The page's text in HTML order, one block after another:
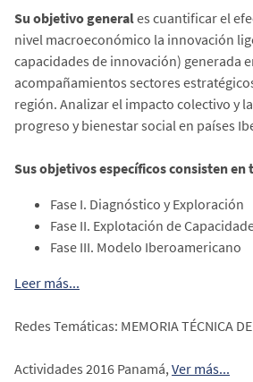
Su objetivo generales cuantificar el
nivel macroeconómico la innovación
capacidades de innovación) generada
acompañamientos sectores
región. Analizar el impacto colectivo y
progreso y bienestar social en países
Sus objetivos específicos consisten en
Fase I. Diagnóstico y Exploración
Fase II. Explotación de
Fase III. Modelo Iberoamericano
Leer más...
Redes Temáticas: MEMORIA TÉCNICA
Actividades 2016 Panamá,Ver más...